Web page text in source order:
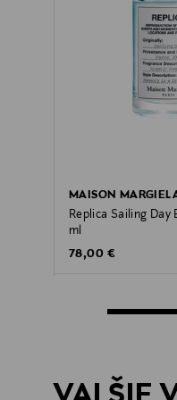
MAISON
Replica Sailing Day
ml
Original Price
78,00 €